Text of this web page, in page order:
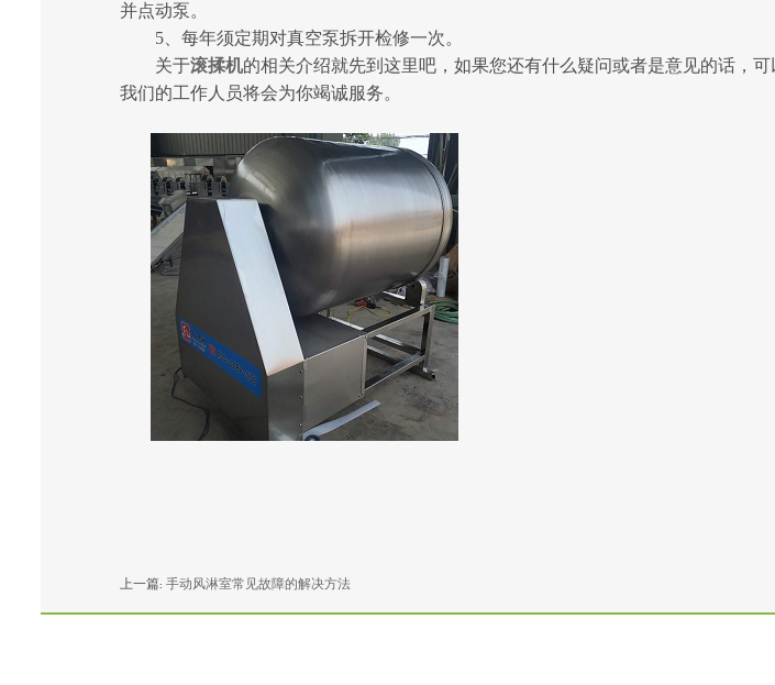
并点动泵。
5、每年须定期对真空泵拆开检修一次。
关于滚揉机的相关介绍就先到这里吧，如果您还有什么疑问或者是意见的话，可
我们的工作人员将会为你竭诚服务。
上一篇: 手动风淋室常见故障的解决方法